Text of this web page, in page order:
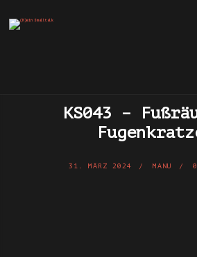
KS043 –
31. MÄRZ 2024 MANU